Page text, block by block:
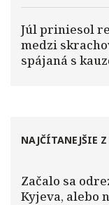
Júl priniesol
medzi
spájaná s
NAJČÍTANEJŠIE Z
Začalo sa
Kyjeva, alebo